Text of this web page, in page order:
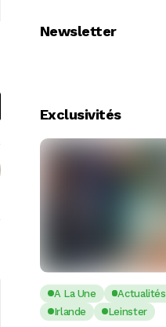
Newsletter
Exclusivités
A La Une Actualités
Irlande
Leinster